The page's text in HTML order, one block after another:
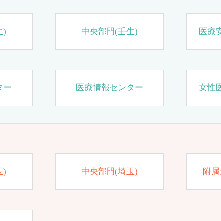
) 中央部門(壬生) 医療
ー 医療情報センター 女性
) 中央部門(埼玉) 附